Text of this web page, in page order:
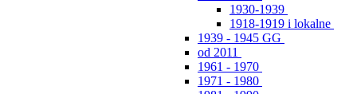
1930-1939
1918-1919 i lokalne
1939 - 1945 GG
od 2011
1961 - 1970
1971 - 1980